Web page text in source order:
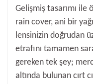
Gelişmiş tasarımı
rain cover, ani bir
lensinizin doğrudan
etrafını tamamen
gereken tek şey;
altında bulunan cırt